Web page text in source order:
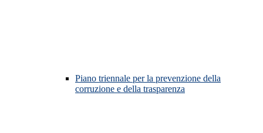
Piano triennale per la prevenzione della
corruzione e della trasparenza